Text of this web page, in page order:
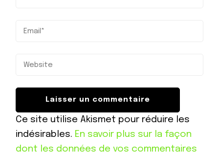
Ce site utilise Akismet pour réduire les
indésirables. En savoir plus sur la façon
dont les données de vos commentaires